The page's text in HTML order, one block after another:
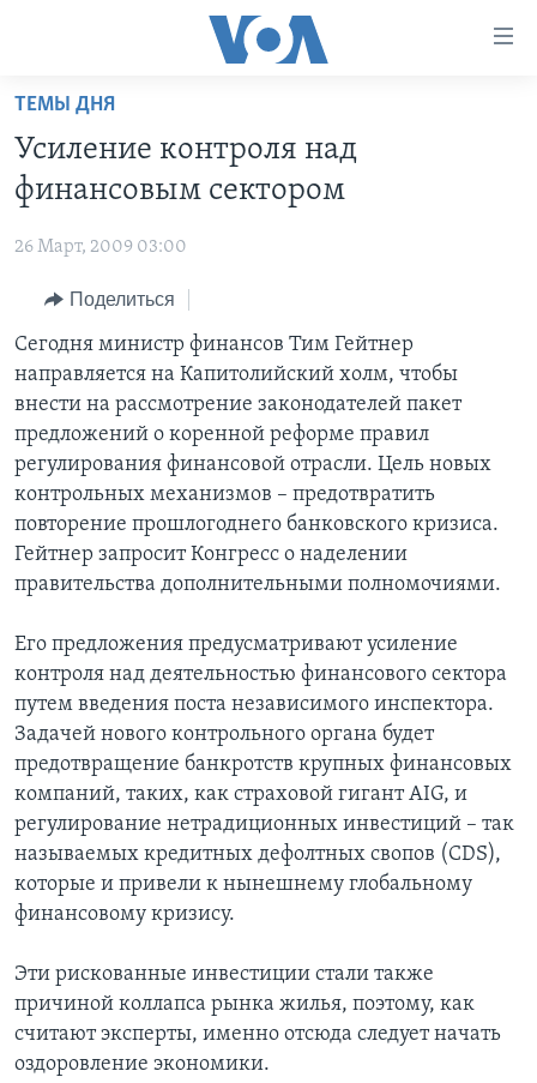
Перейти
основной
контент
Перейти
навигации
Перейти
поиск
ПРОГРАММЫ
НОВОСТИ ЗА МИНУТУ
ИТОГИ
ПОЧЕМУ ЭТО ВАЖНО?
ДИСКУССИЯ VOA
ДЕТАЛИ
НЬЮ-ЙОРК NEW YORK
АМЕРИКА. БОЛЬШОЕ ПУТЕШЕСТВИЕ
ПРОЕКТЫ
УЧИМ АНГЛИЙСКИЙ
НАША АМЕРИКАНСКАЯ ИСТОРИЯ
А КАК В АМЕРИКЕ?
АРТЕФАКТЫ
АМЕРИКАНСКИЕ ГОРОДКИ
ТЕСТЫ
ЭКСПЕРТИЗА
ИНТЕРВЬЮ
ФАКТЫ ПРОТИВ ФЕЙКОВ
ЗА СВОБОДУ ПРЕССЫ
УЧИМ АНГЛИЙСКИЙ
ВИДЕО
ПОДПИСКА НА НОВОСТИ
Learning English
СОЦИАЛЬНЫЕ СЕТИ
Языки
ТЕМЫ ДНЯ
Усиление контроля над
финансовым сектором
26 Март, 2009 03:00
Поделиться
Сегодня министр финансов Тим Гейтнер
направляется на Капитолийский холм, чтобы
внести на рассмотрение законодателей пакет
предложений о коренной реформе правил
регулирования финансовой отрасли. Цель новых
контрольных механизмов – предотвратить
повторение прошлогоднего банковского кризиса.
Гейтнер запросит Конгресс о наделении
правительства дополнительными полномочиями.
Его предложения предусматривают усиление
контроля над деятельностью финансового сектора
путем введения поста независимого инспектора.
Задачей нового контрольного органа будет
предотвращение банкротств крупных финансовых
компаний, таких, как страховой гигант AIG, и
регулирование нетрадиционных инвестиций – так
называемых кредитных дефолтных свопов (CDS),
которые и привели к нынешнему глобальному
финансовому кризису.
Эти рискованные инвестиции стали также
причиной коллапса рынка жилья, поэтому, как
считают эксперты, именно отсюда следует начать
оздоровление экономики.